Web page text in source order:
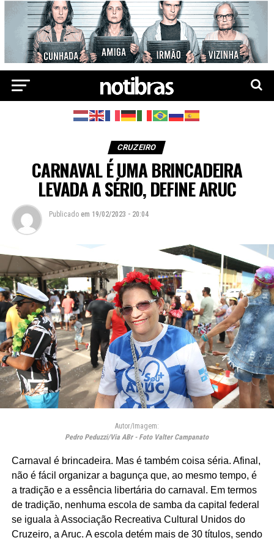
CRUZEIRO
CARNAVAL É UMA BRINCADEIRA
LEVADA A SÉRIO, DEFINE ARUC
Publicado em 19/02/2023 - 20:04
Autor/Imagem:
Pedro Peduzzi/Via ABr - Foto Valter Campanato
Carnaval é brincadeira. Mas é também coisa séria. Afinal,
não é fácil organizar a bagunça que, ao mesmo tempo, é
a tradição e a essência libertária do carnaval. Em termos
de tradição, nenhuma escola de samba da capital federal
se iguala à Associação Recreativa Cultural Unidos do
Cruzeiro, a Aruc. A escola detém mais de 30 títulos, sendo